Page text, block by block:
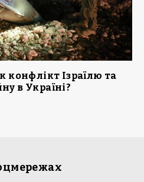
конфлікт Ізраїлю та
в Україні?